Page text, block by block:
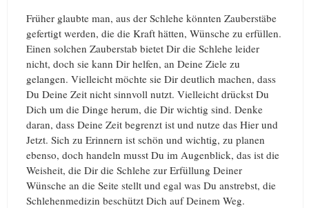
Früher glaubte man, aus der Schlehe könnten Zauberstäbe
gefertigt werden, die die Kraft hätten, Wünsche zu erfüllen.
Einen solchen Zauberstab bietet Dir die Schlehe leider
nicht, doch sie kann Dir helfen, an Deine Ziele zu
gelangen. Vielleicht möchte sie Dir deutlich machen, dass
Du Deine Zeit nicht sinnvoll nutzt. Vielleicht drückst Du
Dich um die Dinge herum, die Dir wichtig sind. Denke
daran, dass Deine Zeit begrenzt ist und nutze das Hier und
Jetzt. Sich zu Erinnern ist schön und wichtig, zu planen
ebenso, doch handeln musst Du im Augenblick, das ist die
Weisheit, die Dir die Schlehe zur Erfüllung Deiner
Wünsche an die Seite stellt und egal was Du anstrebst, die
Schlehenmedizin beschützt Dich auf Deinem Weg.